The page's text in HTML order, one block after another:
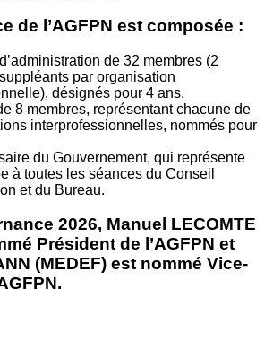
de l’AGFPN est composée :
de 32 membres (2
par organisation
désignés pour 4 ans.
8 membres, représentant chacune de
interprofessionnelles, nommés pour
du Gouvernement, qui représente
à toutes les séances du Conseil
et du Bureau.
2026, Manuel LECOMTE
Président de l’AGFPN et
(MEDEF) est nommé Vice-